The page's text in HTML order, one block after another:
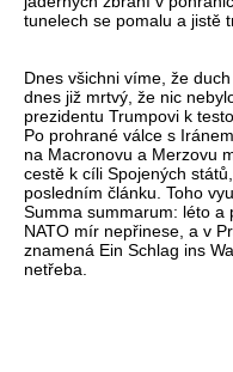
tunelech se pomalu a jistě
Dnes všichni víme, že
dnes již mrtvý, že nic
prezidentu Trumpovi k
Po prohrané válce s
na Macronovu a Merzovu
cestě k cíli Spojených
posledním článku. Toho
Summa summarum: léto a
NATO mír nepřinese, a v
znamená Ein Schlag ins
netřeba.